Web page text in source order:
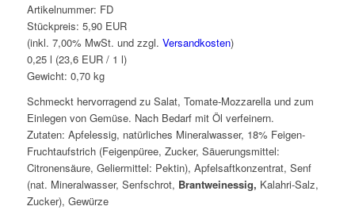
Artikelnummer: FD
Stückpreis: 5,90 EUR
(inkl. 7,00% MwSt. und zzgl. Versandkosten)
0,25 l (23,6 EUR / 1 l)
Gewicht: 0,70kg
Schmeckt hervorragend zu Salat, Tomate-Mozzarella und zum
Einlegen von Gemüse. Nach Bedarf mit Öl verfeinern.
Zutaten: Apfelessig, natürliches Mineralwasser, 18% Feigen-
Fruchtaufstrich (Feigenpüree, Zucker, Säuerungsmittel:
Citronensäure, Geliermittel: Pektin), Apfelsaftkonzentrat, Senf
(nat. Mineralwasser, Senfschrot, Brantweinessig, Kalahri-Salz,
Zucker), Gewürze